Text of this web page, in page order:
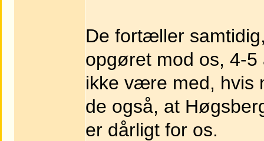
De fortæller
opgøret mod os, 4-
ikke være med, hvis
de også, at
er dårligt for os.